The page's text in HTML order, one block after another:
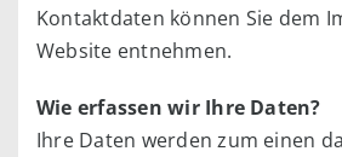
Kontaktdaten können Sie dem
Website entnehmen.
Wie erfassen wir Ihre Daten?
Ihre Daten werden zum einen